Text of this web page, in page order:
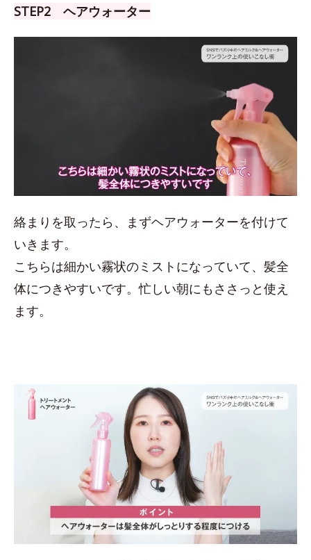
STEP2 ヘアウォーター
絡まりを取ったら、まずヘアウォーターを付けて
いきます。
こちらは細かい霧状のミストになっていて、髪全
体につきやすいです。忙しい朝にもささっと使え
ます。